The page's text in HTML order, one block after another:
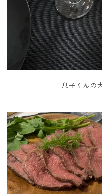
息子くんの